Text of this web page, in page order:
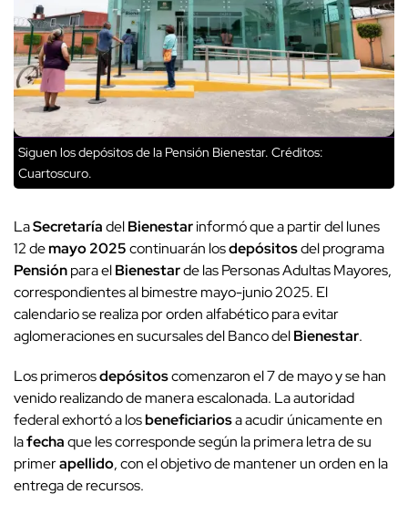
Siguen los depósitos de la Pensión Bienestar. Créditos:
Cuartoscuro.
LaSecretaríadelBienestarinformó que a partir del lunes
12 demayo 2025continuarán losdepósitosdel programa
Pensiónpara elBienestarde las Personas Adultas Mayores,
correspondientes al bimestre mayo-junio 2025. El
calendario se realiza por orden alfabético para evitar
aglomeraciones en sucursales del Banco delBienestar.
Los primerosdepósitoscomenzaron el 7 de mayo y se han
venido realizando de manera escalonada. La autoridad
federal exhortó a losbeneficiariosa acudir únicamente en
lafechaque les corresponde según la primera letra de su
primerapellido, con el objetivo de mantener un orden en la
entrega de recursos.